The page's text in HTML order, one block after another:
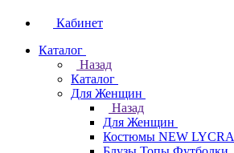
Кабинет
Каталог
Назад
Каталог
Для Женщин
Назад
Для Женщин
Костюмы NEW LYCRA